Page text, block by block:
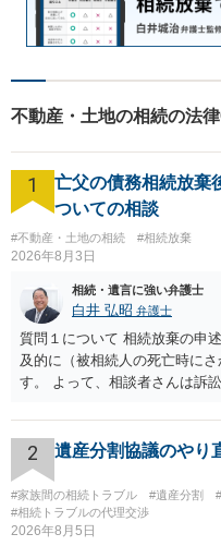
不動産・土地の相続の法
1
亡父の債務相続放棄
ついての相談
#不動産・土地の相続 #相続放棄
2026年8月3日
相続・遺言に強い弁護士
白井 弘昭 弁護士
質問１について 相続放棄の申
及的に（被相続人の死亡時に
す。 よって、相談者さんは訴
理証明を家庭裁判所で取得し
してください。 質問２につい
ば、第１回期日は出席する必
があり出席できない）との記
はないので、ｍｉｎｔｓでの
限までに届けばよい）で十分
2 遺産分割協議のやり
#家族間の相続トラブル #遺産分割
#相続トラブルの代理交渉
2026年8月5日